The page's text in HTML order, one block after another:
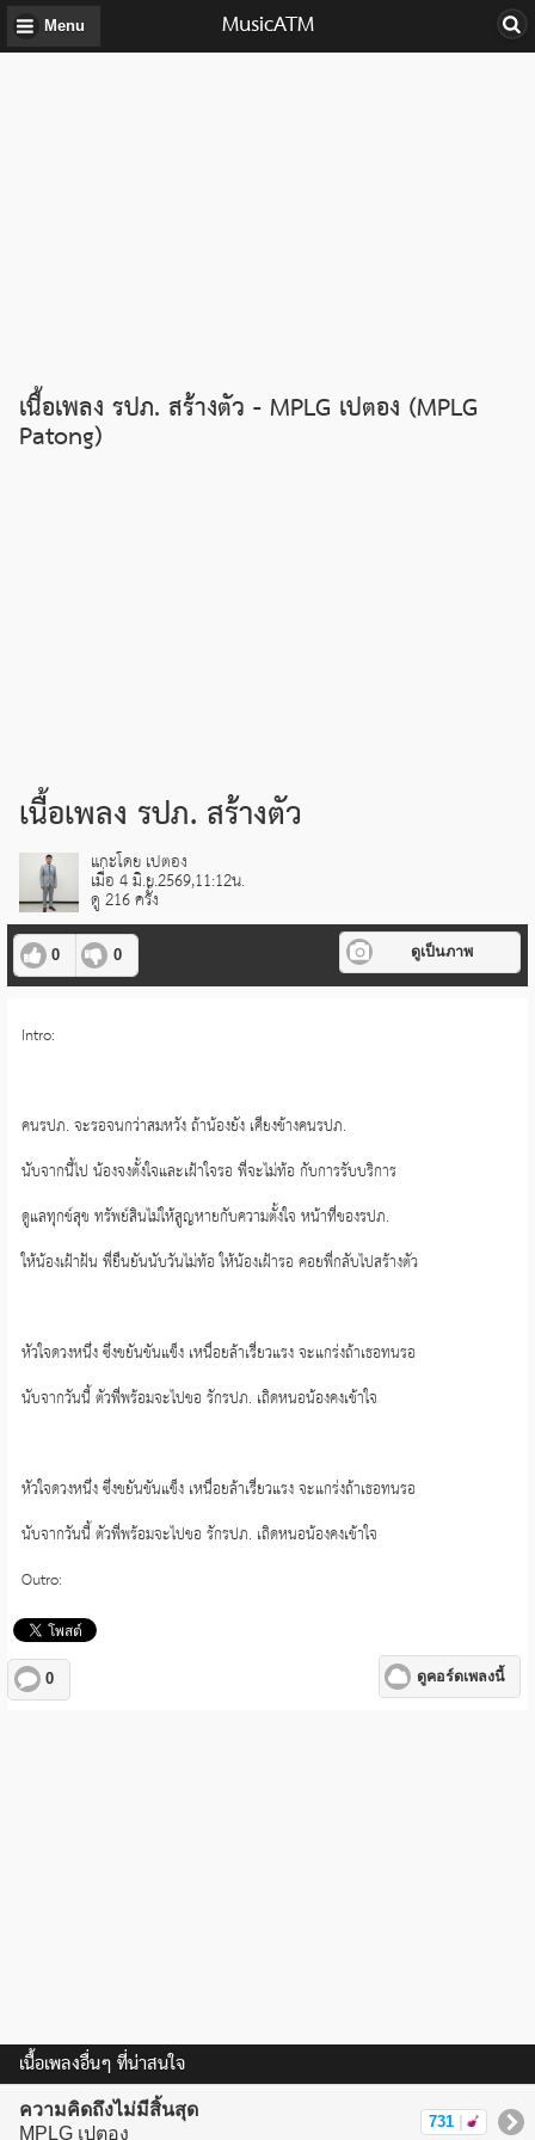
Menu MusicATM
เนื้อเพลง รปภ. สร้างตัว - MPLG เปตอง (MPLG
Patong)
เนื้อเพลง รปภ. สร้างตัว
แกะโดย เปตอง
เมื่อ 4 มิ.ย.2569,11:12น.
ดู 216 ครั้ง
0 0 ดูเป็นภาพ
Intro:
คนรปภ. จะรอจนกว่าสมหวัง ถ้าน้องยัง เคียงข้างคนรปภ.
นับจากนี้ไป น้องจงตั้งใจและเฝ้าใจรอ พี่จะไม่ท้อ กับการรับบริการ
ดูแลทุกข์สุข ทรัพย์สินไม่ให้สูญหายกับความตั้งใจ หน้าที่ของรปภ.
ให้น้องเฝ้าฝัน พี่ยืนยันนับวันไม่ท้อ ให้น้องเฝ้ารอ คอยพี่กลับไปสร้างตัว
หัวใจดวงหนึ่ง ซึ่งขยันขันแข็ง เหนื่อยล้าเรี่ยวแรง จะแกร่งถ้าเธอทนรอ
นับจากวันนี้ ตัวพี่พร้อมจะไปขอ รักรปภ. เถิดหนอน้องคงเข้าใจ
หัวใจดวงหนึ่ง ซึ่งขยันขันแข็ง เหนื่อยล้าเรี่ยวแรง จะแกร่งถ้าเธอทนรอ
นับจากวันนี้ ตัวพี่พร้อมจะไปขอ รักรปภ. เถิดหนอน้องคงเข้าใจ
Outro:
0 ดูคอร์ดเพลงนี้
เนื้อเพลงอื่นๆ ที่น่าสนใจ
ความคิดถึงไม่มีสิ้นสุด
MPLG เปตอง
731